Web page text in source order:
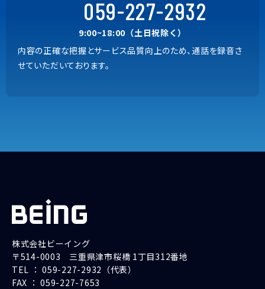
059-227-2932
9:00~18:00（土日祝除く）
内容の正確な把握とサービス品質向上のため、通話を録音さ
せていただいております。
059-221-0815
上記以外の商品
9:00~18:00（土日祝除く）
株式会社ビーイング
〒514-0003 三重県津市桜橋 1丁目312番地
TEL ： 059-227-2932（代表）
FAX ： 059-227-7653